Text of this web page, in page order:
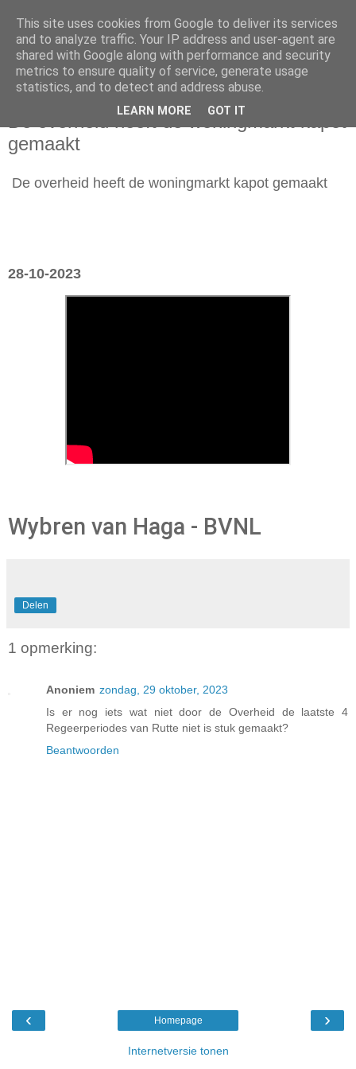
zondag 29 oktober 2023
De overheid heeft de woningmarkt kapot
gemaakt
De overheid heeft de woningmarkt kapot gemaakt
28-10-2023
Wybren van Haga - BVNL
Delen
1 opmerking:
Anoniem zondag, 29 oktober, 2023
Is er nog iets wat niet door de Overheid de laatste 4
Regeerperiodes van Rutte niet is stuk gemaakt?
Beantwoorden
‹ ›
Homepage
Internetversie tonen
This site uses cookies from Google to deliver its services
and to analyze traffic. Your IP address and user-agent are
shared with Google along with performance and security
metrics to ensure quality of service, generate usage
statistics, and to detect and address abuse.
LEARN MORE GOT IT